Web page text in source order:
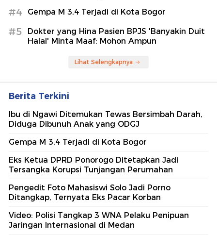
#4 Gempa M 3,4 Terjadi di Kota Bogor
#5
Dokter yang Hina Pasien BPJS 'Banyakin Duit
Halal' Minta Maaf: Mohon Ampun
Lihat Selengkapnya
Berita Terkini
Ibu di Ngawi Ditemukan Tewas Bersimbah Darah,
Diduga Dibunuh Anak yang ODGJ
Gempa M 3,4 Terjadi di Kota Bogor
Eks Ketua DPRD Ponorogo Ditetapkan Jadi
Tersangka Korupsi Tunjangan Perumahan
Pengedit Foto Mahasiswi Solo Jadi Porno
Ditangkap, Ternyata Eks Pacar Korban
Video: Polisi Tangkap 3 WNA Pelaku Penipuan
Jaringan Internasional di Medan